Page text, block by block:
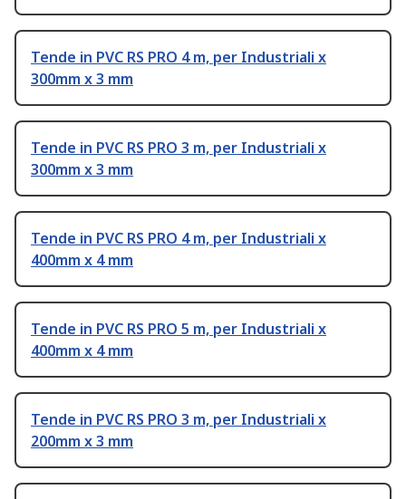
Tende in PVC RS PRO 4 m, per Industriali x
300mm x 3 mm
Tende in PVC RS PRO 3 m, per Industriali x
300mm x 3 mm
Tende in PVC RS PRO 4 m, per Industriali x
400mm x 4 mm
Tende in PVC RS PRO 5 m, per Industriali x
400mm x 4 mm
Tende in PVC RS PRO 3 m, per Industriali x
200mm x 3 mm